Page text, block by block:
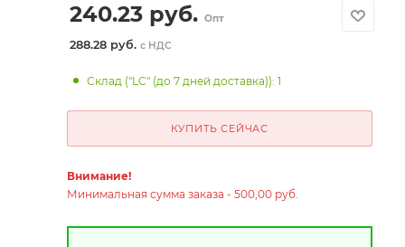
240.23руб. Опт
288.28 руб. с НДС
Склад ("LC" (до 7 дней доставка)): 1
КУПИТЬ СЕЙЧАС
Внимание!
Минимальная сумма заказа - 500,00 руб.